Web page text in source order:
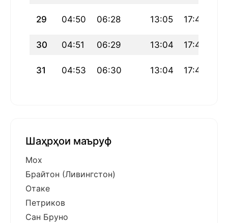
29 04:50 06:28 13:05 17:46
30 04:51 06:29 13:04 17:44
31 04:53 06:30 13:04 17:43
Шаҳрҳои маъруф
Мох
Брайтон (Ливингстон)
Отаке
Петриков
Сан Бруно